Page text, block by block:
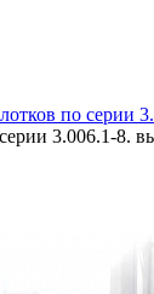
по серии
3.006.1-8.